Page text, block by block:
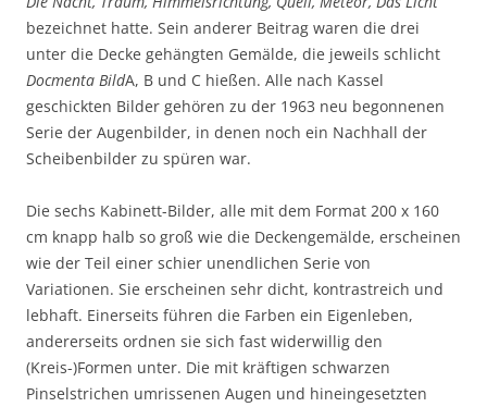
bezeichnet hatte. Sein anderer Beitrag waren die drei
unter die Decke gehängten Gemälde, die jeweils schlicht
Docmenta BildA, B und C hießen. Alle nach Kassel
geschickten Bilder gehören zu der 1963 neu begonnenen
Serie der Augenbilder, in denen noch ein Nachhall der
Scheibenbilder zu spüren war.
Die sechs Kabinett-Bilder, alle mit dem Format 200 x 160
cm knapp halb so groß wie die Deckengemälde, erscheinen
wie der Teil einer schier unendlichen Serie von
Variationen. Sie erscheinen sehr dicht, kontrastreich und
lebhaft. Einerseits führen die Farben ein Eigenleben,
andererseits ordnen sie sich fast widerwillig den
(Kreis-)Formen unter. Die mit kräftigen schwarzen
Pinselstrichen umrissenen Augen und hineingesetzten